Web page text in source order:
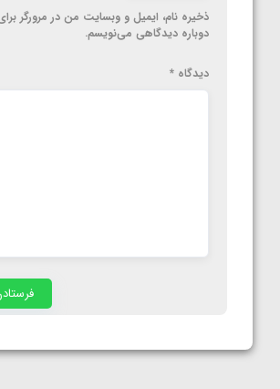
ذخیره نام، ایمیل و وبسایت من در مرورگر
دوباره دیدگاهی می‌نویسم.
دیدگاه *